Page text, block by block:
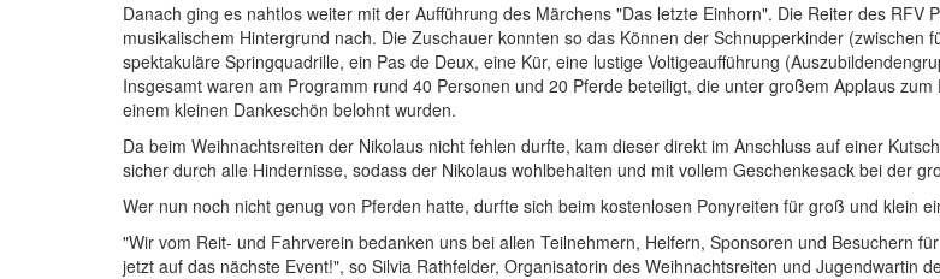
Danach ging es nahtlos weiter mit der Aufführung des Märchens "Das letzte Einhorn". Die Reiter des
musikalischem Hintergrund nach. Die Zuschauer konnten so das Können der Schnupperkinder
spektakuläre Springquadrille, ein Pas de Deux, eine Kür, eine lustige Voltigeaufführung
Insgesamt waren am Programm rund 40 Personen und 20 Pferde beteiligt, die unter großem Applaus
einem kleinen Dankeschön belohnt wurden.
Da beim Weihnachtsreiten der Nikolaus nicht fehlen durfte, kam dieser direkt im Anschluss auf einer
sicher durch alle Hindernisse, sodass der Nikolaus wohlbehalten und mit vollem Geschenkesack bei der
Wer nun noch nicht genug von Pferden hatte, durfte sich beim kostenlosen Ponyreiten für groß und klein
"Wir vom Reit- und Fahrverein bedanken uns bei allen Teilnehmern, Helfern, Sponsoren und Besuchern
jetzt auf das nächste Event!", so Silvia Rathfelder, Organisatorin des Weihnachtsreiten und Jugendwartin